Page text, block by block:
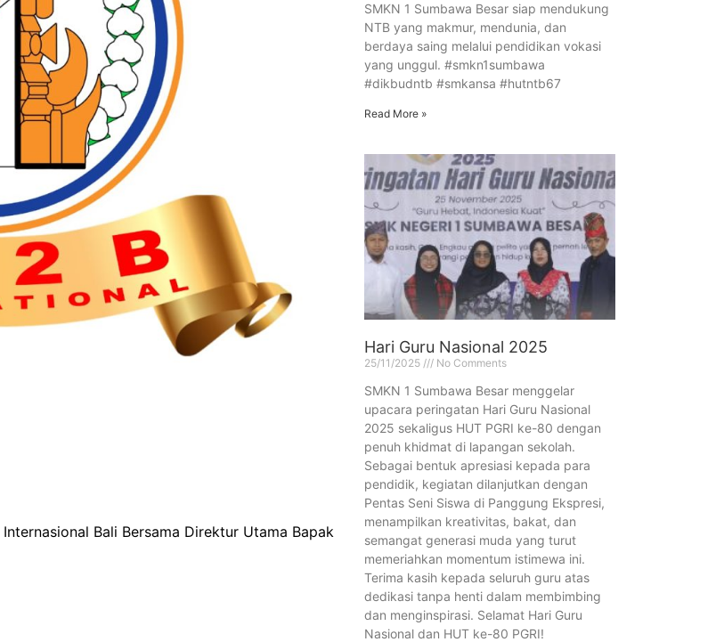
Bali Bersama Direktur Utama Bapak
SMKN 1 Sumbawa Besar siap mendukung
NTB yang makmur, mendunia, dan
berdaya saing melalui pendidikan vokasi
yang unggul. #smkn1sumbawa
#dikbudntb #smkansa #hutntb67
Read More »
Hari Guru Nasional 2025
25/11/2025 No Comments
SMKN 1 Sumbawa Besar menggelar
upacara peringatan Hari Guru Nasional
2025 sekaligus HUT PGRI ke-80 dengan
penuh khidmat di lapangan sekolah.
Sebagai bentuk apresiasi kepada para
pendidik, kegiatan dilanjutkan dengan
Pentas Seni Siswa di Panggung Ekspresi,
menampilkan kreativitas, bakat, dan
semangat generasi muda yang turut
memeriahkan momentum istimewa ini.
Terima kasih kepada seluruh guru atas
dedikasi tanpa henti dalam membimbing
dan menginspirasi. Selamat Hari Guru
Nasional dan HUT ke-80 PGRI!